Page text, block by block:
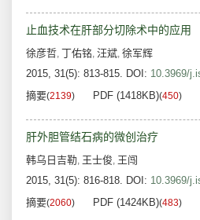
止血技术在肝部分切除术中的应用
徐彦哲, 丁佑铭, 汪斌, 徐军辉
2015, 31(5): 813-815. DOI: 10.3969/
摘要(2139) PDF (1418KB)(450)
肝外胆管结石病的微创治疗
韩乌日吉勒, 王士俊, 王闯
2015, 31(5): 816-818. DOI: 10.3969/
摘要(2060) PDF (1424KB)(483)